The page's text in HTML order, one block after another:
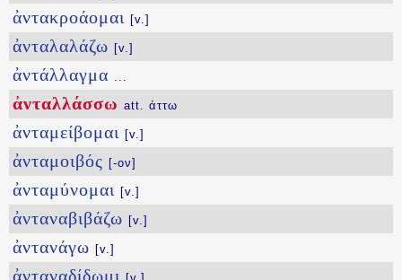
ἀντακροάομαι [v.]
ἀνταλαλάζω [v.]
ἀντάλλαγμα ...
ἀνταλλάσσω att. άττω
ἀνταμείβομαι [v.]
ἀνταμοιβός [-ον]
ἀνταμύνομαι [v.]
ἀνταναβιβάζω [v.]
ἀντανάγω [v.]
ἀνταναδίδωμι